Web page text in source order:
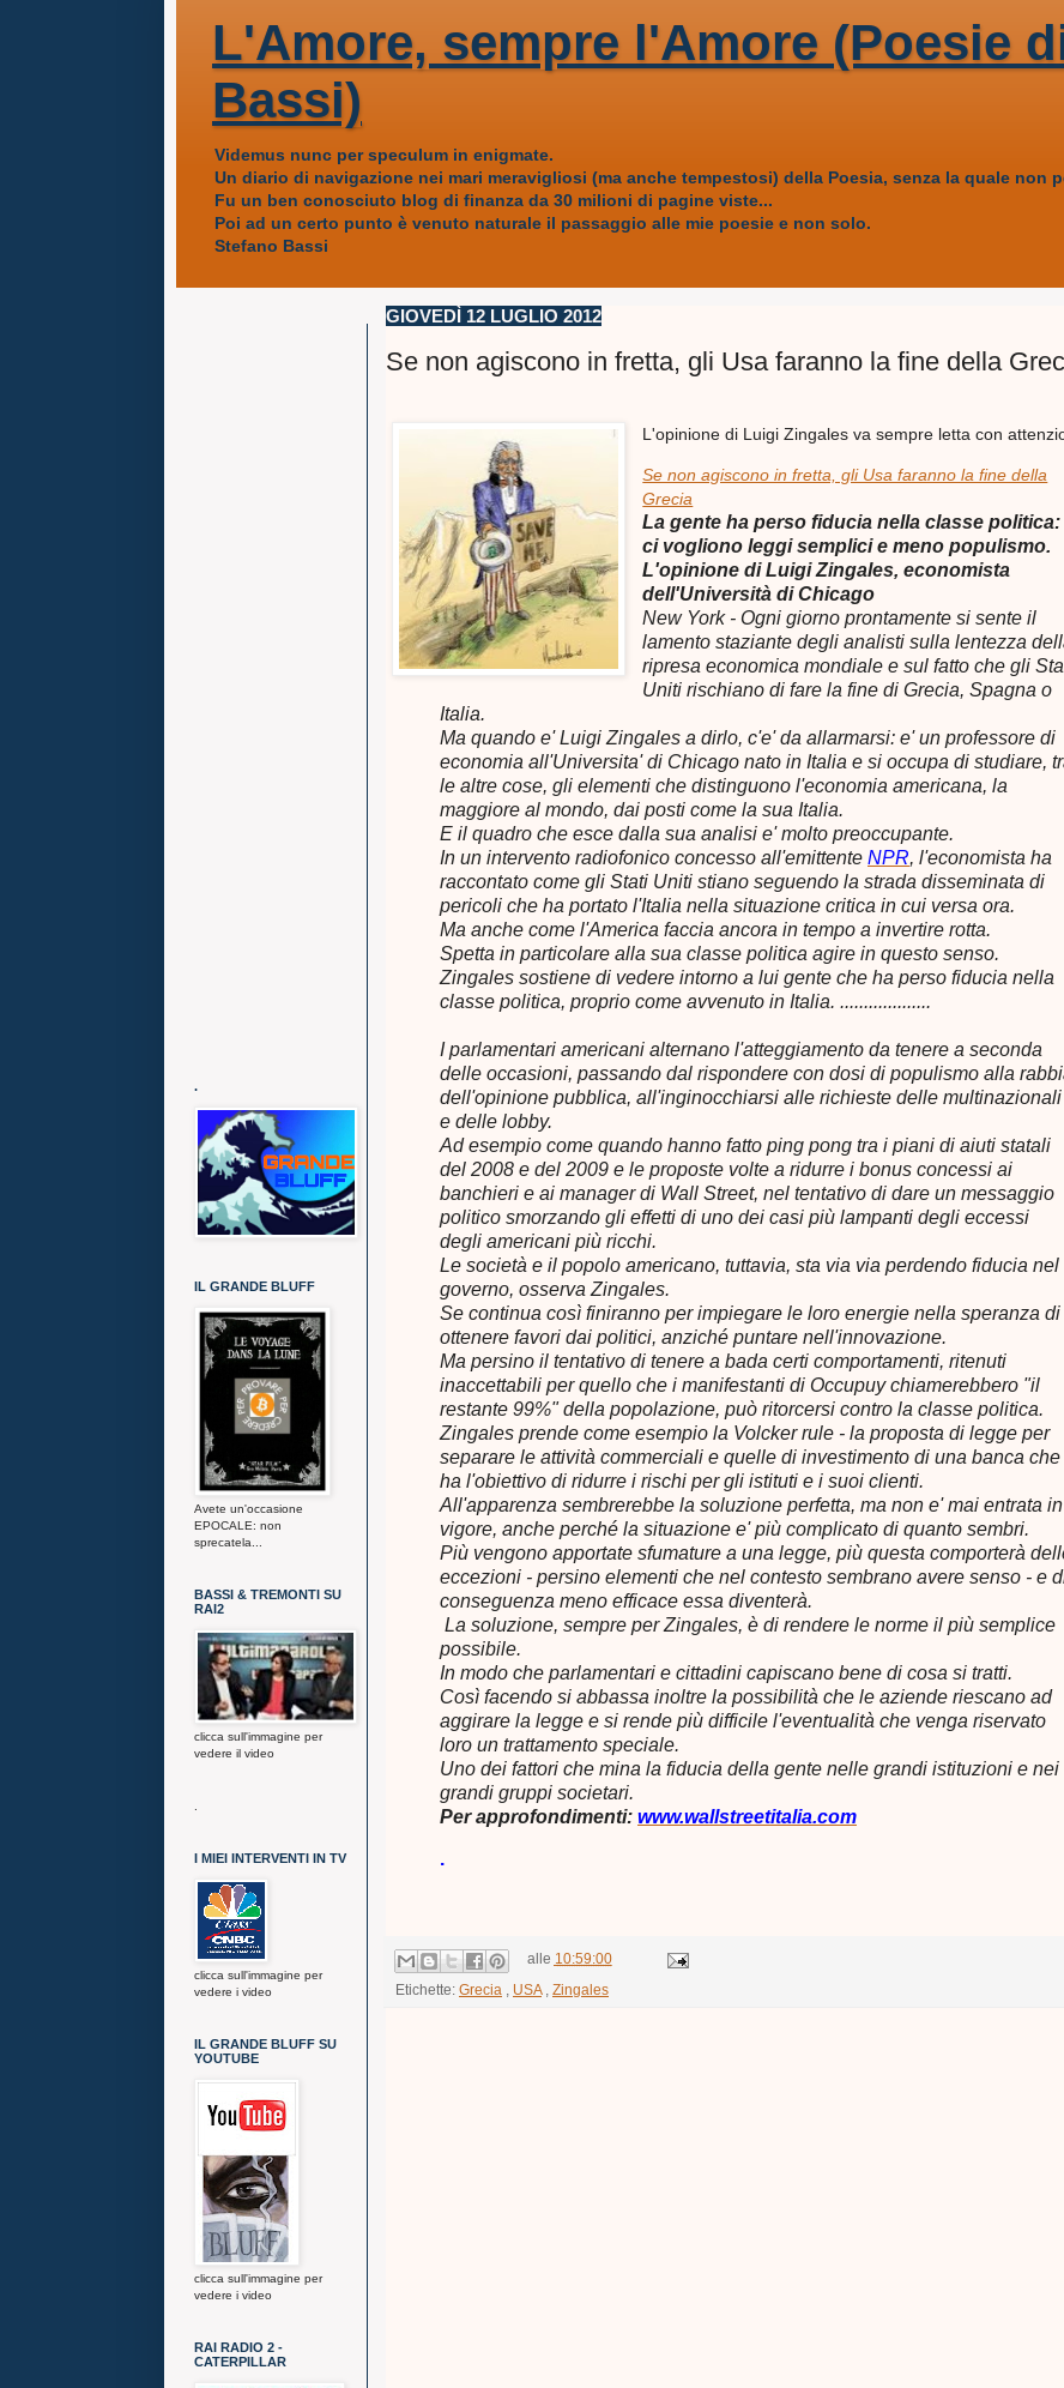
L'Amore, sempre l'Amore (Poesie
Bassi)
Videmus nunc per speculum in enigmate.
Un diario di navigazione nei mari meravigliosi (ma anche tempestosi) della Poesia, senza la quale non
Fu un ben conosciuto blog di finanza da 30 milioni di pagine viste...
Poi ad un certo punto è venuto naturale il passaggio alle mie poesie e non solo.
Stefano Bassi
GIOVEDÌ 12 LUGLIO 2012
Se non agiscono in fretta, gli Usa faranno la fine della
L'opinione di Luigi Zingales va sempre letta con
Se non agiscono in fretta, gli Usa faranno la fine della
Grecia
La gente ha perso fiducia nella classe politica:
ci vogliono leggi semplici e meno populismo.
L'opinione di Luigi Zingales, economista
dell'Università di Chicago
New York - Ogni giorno prontamente si sente il
lamento staziante degli analisti sulla lentezza
ripresa economica mondiale e sul fatto che gli
Uniti rischiano di fare la fine di Grecia, Spagna o
Italia.
Ma quando e' Luigi Zingales a dirlo, c'e' da allarmarsi: e' un professore di
economia all'Universita' di Chicago nato in Italia e si occupa di studiare,
le altre cose, gli elementi che distinguono l'economia americana, la
maggiore al mondo, dai posti come la sua Italia.
E il quadro che esce dalla sua analisi e' molto preoccupante.
In un intervento radiofonico concesso all'emittente NPR, l'economista ha
raccontato come gli Stati Uniti stiano seguendo la strada disseminata di
pericoli che ha portato l'Italia nella situazione critica in cui versa ora.
Ma anche come l'America faccia ancora in tempo a invertire rotta.
Spetta in particolare alla sua classe politica agire in questo senso.
Zingales sostiene di vedere intorno a lui gente che ha perso fiducia nella
classe politica, proprio come avvenuto in Italia. ...................
I parlamentari americani alternano l'atteggiamento da tenere a seconda
delle occasioni, passando dal rispondere con dosi di populismo alla
dell'opinione pubblica, all'inginocchiarsi alle richieste delle multinazionali
e delle lobby.
Ad esempio come quando hanno fatto ping pong tra i piani di aiuti statali
del 2008 e del 2009 e le proposte volte a ridurre i bonus concessi ai
banchieri e ai manager di Wall Street, nel tentativo di dare un messaggio
politico smorzando gli effetti di uno dei casi più lampanti degli eccessi
degli americani più ricchi.
Le società e il popolo americano, tuttavia, sta via via perdendo fiducia nel
governo, osserva Zingales.
Se continua così finiranno per impiegare le loro energie nella speranza di
ottenere favori dai politici, anziché puntare nell'innovazione.
Ma persino il tentativo di tenere a bada certi comportamenti, ritenuti
inaccettabili per quello che i manifestanti di Occupuy chiamerebbero "il
restante 99%" della popolazione, può ritorcersi contro la classe politica.
Zingales prende come esempio la Volcker rule - la proposta di legge per
separare le attività commerciali e quelle di investimento di una banca che
ha l'obiettivo di ridurre i rischi per gli istituti e i suoi clienti.
All'apparenza sembrerebbe la soluzione perfetta, ma non e' mai entrata in
vigore, anche perché la situazione e' più complicato di quanto sembri.
Più vengono apportate sfumature a una legge, più questa comporterà
eccezioni - persino elementi che nel contesto sembrano avere senso - e
conseguenza meno efficace essa diventerà.
La soluzione, sempre per Zingales, è di rendere le norme il più semplice
possibile.
In modo che parlamentari e cittadini capiscano bene di cosa si tratti.
Così facendo si abbassa inoltre la possibilità che le aziende riescano ad
aggirare la legge e si rende più difficile l'eventualità che venga riservato
loro un trattamento speciale.
Uno dei fattori che mina la fiducia della gente nelle grandi istituzioni e nei
grandi gruppi societari.
Per approfondimenti: www.wallstreetitalia.com
.
alle 10:59:00
Etichette: Grecia USA, Zingales
.
IL GRANDE BLUFF
Avete un'occasione
EPOCALE: non
sprecatela...
BASSI & TREMONTI SU
RAI2
clicca sull'immagine per
vedere il video
I MIEI INTERVENTI IN TV
clicca sull'immagine per
vedere i video
IL GRANDE BLUFF SU
YOUTUBE
clicca sull'immagine per
vedere i video
RAI RADIO 2 -
CATERPILLAR